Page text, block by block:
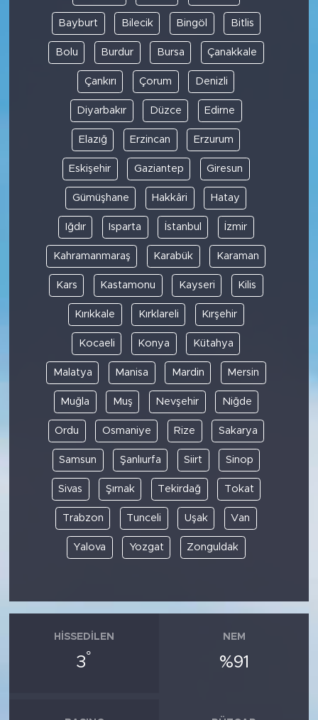
Bayburt Bilecik Bingöl Bitlis
Bolu Burdur Bursa Çanakkale
Çankırı Çorum Denizli
Diyarbakır Düzce Edirne
Elazığ Erzincan Erzurum
Eskişehir Gaziantep Giresun
Gümüşhane Hakkâri Hatay
Iğdır Isparta İstanbul İzmir
Kahramanmaraş Karabük Karaman
Kars Kastamonu Kayseri Kilis
Kırıkkale Kırklareli Kırşehir
Kocaeli Konya Kütahya
Malatya Manisa Mardin Mersin
Muğla Muş Nevşehir Niğde
Ordu Osmaniye Rize Sakarya
Samsun Şanlıurfa Siirt Sinop
Sivas Şırnak Tekirdağ Tokat
Trabzon Tunceli Uşak Van
Yalova Yozgat Zonguldak
HISSEDILEN
3°
NEM
%91